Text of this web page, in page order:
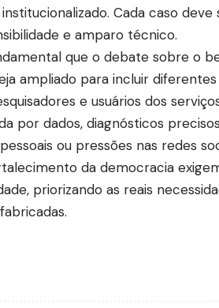
Cada caso deve
e amparo técnico.
que o debate sobre o
ampliado para incluir
e usuários dos
por dados, diagnósticos
ou pressões nas redes
da democracia
priorizando as reais